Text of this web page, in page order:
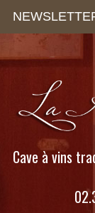
Cave à vins
Panneau de